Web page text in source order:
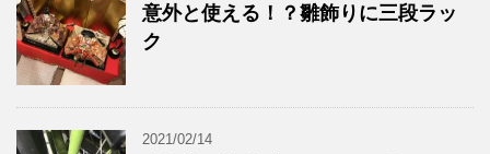
意外と使える！？雛飾りに三段ラッ
ク
2021/02/14